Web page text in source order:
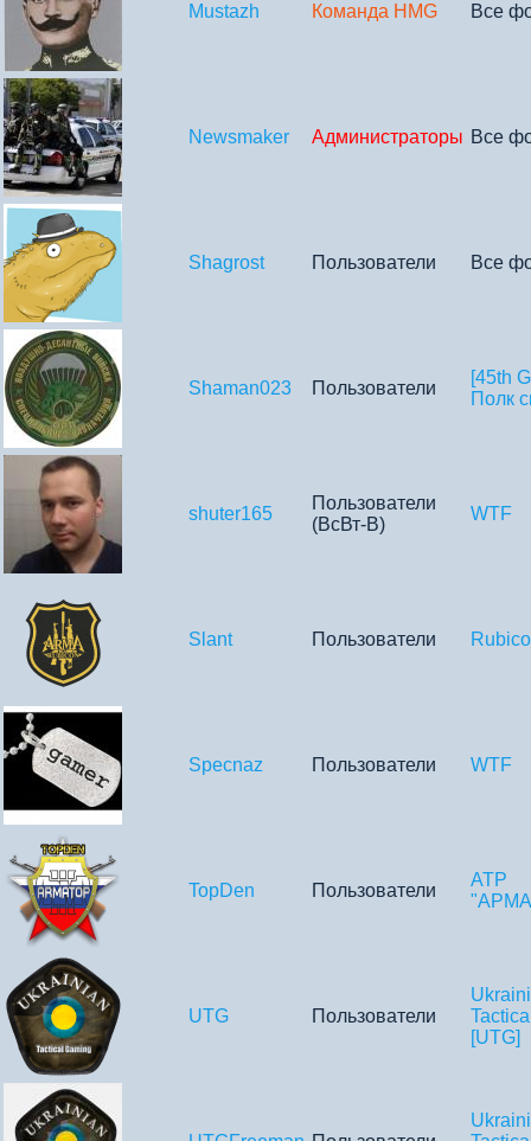
Mustazh Команда HMG Все
Newsmaker Администраторы Все
Shagrost Пользователи Все
Shaman023 Пользователи
[45th
Полк
shuter165
Пользователи
(ВсВт-В)
WTF
Slant Пользователи
Specnaz Пользователи WTF
TopDen Пользователи
ATP
UTG Пользователи
[UTG]